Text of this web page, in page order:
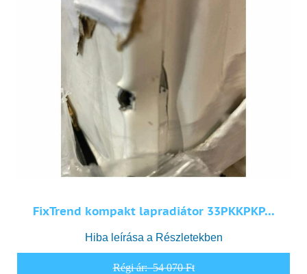
FixTrend kompakt lapradiátor 33PKKPKP...
Hiba leírása a Részletekben
Régi ár:54 070 Ft